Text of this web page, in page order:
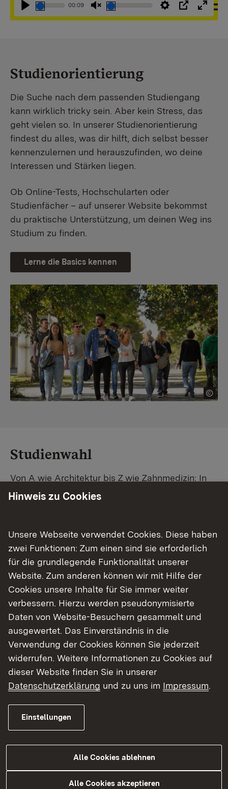
Abspielen
00:09
StummschaltungEinstellungen
PIP
Studienorientierung
Die Suche nach dem passenden Studiengang
kann wirklich tricky sein. Aber kein Stress, das
geht vielen so. In unserer Studienorientierung
findest du alles, was dir hilft, dich selbst besser
kennenzulernen und herauszufinden, wo deine
Interessen und Stärken liegen.
Ob Online-Tests, Hochschularten oder
Studienfächer – auf unserer Website bekommst
du praktische Unterstützung, um deinen Weg ins
Studium zu finden.
Lerne die Basics kennen
Studienwahl
Von A wie Architektur bis Z wie Zahnmedizin: In
Baden-Württemberg warten unzählige
Studiengangsuche schnell den passenden
Studienplatz. Außerdem gibt's eine Schritt-für-
Schritt-Anleitung zu deinem Traum-Studium.
Finde dein Studium in Baden-Württemberg
Hinweis zu Cookies
Unsere Webseite verwendet Cookies. Diese haben
zwei Funktionen: Zum einen sind sie erforderlich
für die grundlegende Funktionalität unserer
Website. Zum anderen können wir mit Hilfe der
Cookies unsere Inhalte für Sie immer weiter
verbessern. Hierzu werden pseudonymisierte
Daten von Website-Besuchern gesammelt und
ausgewertet. Das Einverständnis in die
Verwendung der Cookies können Sie jederzeit
widerrufen. Weitere Informationen zu Cookies auf
dieser Website finden Sie in unserer
Datenschutzerklärung und zu uns im Impressum.
Einstellungen
Alle Cookies ablehnen
Alle Cookies akzeptieren